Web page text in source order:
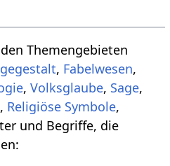
Themengebieten
, Fabelwesen,
,Volksglaube, Sage,
, Religiöse Symbole,
und Begriffe, die